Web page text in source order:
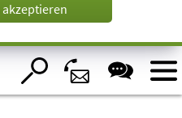
akzeptieren